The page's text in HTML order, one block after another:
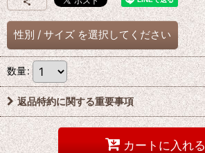
性別 / サイズ を選択してください
数量:
返品特約に関する重要事項
カートに入れる